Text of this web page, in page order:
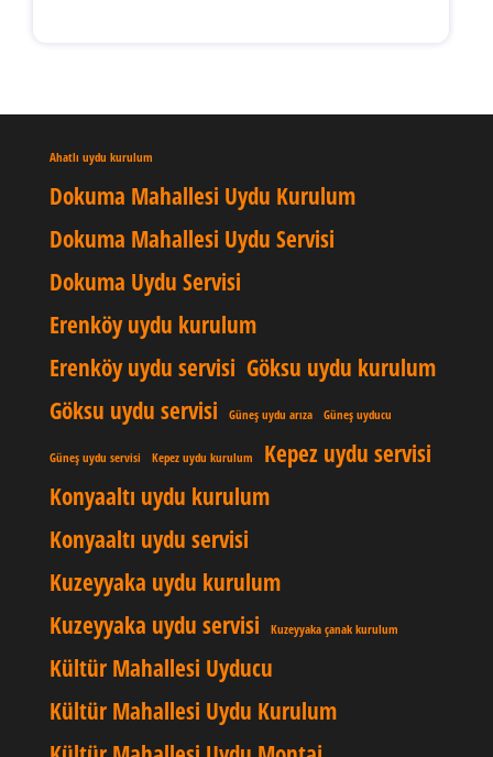
Ahatlı uydu kurulum
Dokuma Mahallesi Uydu Kurulum
Dokuma Mahallesi Uydu Servisi
Dokuma Uydu Servisi
Erenköy uydu kurulum
Erenköy uydu servisi Göksu uydu kurulum
Göksu uydu servisi
Güneş uydu arıza Güneş uyducu
Güneş uydu servisi Kepez uydu kurulum
Kepez uydu servisi
Konyaaltı uydu kurulum
Konyaaltı uydu servisi
Kuzeyyaka uydu kurulum
Kuzeyyaka uydu servisi
Kuzeyyaka çanak kurulum
Kültür Mahallesi Uyducu
Kültür Mahallesi Uydu Kurulum